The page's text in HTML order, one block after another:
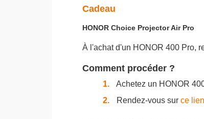
Cadeau
HONOR Choice Projector Air Pro
À l'achat d'un HONOR 400 Pro,
Comment procéder ?
1.
Achetez un HONOR
2.
Rendez-vous sur ce lien